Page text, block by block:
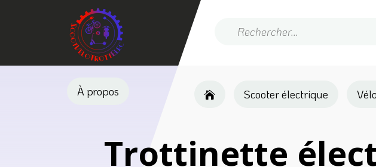
À propos Scooter électrique
Trottinette